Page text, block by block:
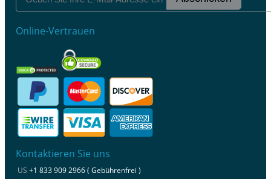
Online-Vertrauen
Kontaktieren Sie uns
US +1 833 909 2966 ( Gebührenfrei )